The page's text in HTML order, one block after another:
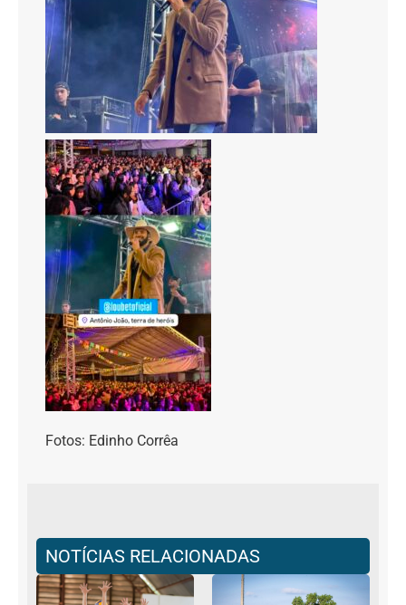
Fotos: Edinho Corrêa
NOTÍCIAS RELACIONADAS